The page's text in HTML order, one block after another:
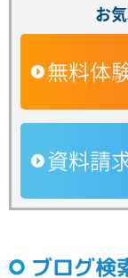
お
無料体
資料請
ブログ検